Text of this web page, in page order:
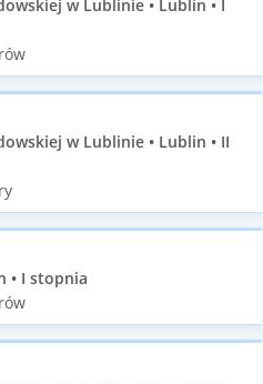
w Lublinie • Lublin • I
w Lublinie • Lublin • II
• I stopnia